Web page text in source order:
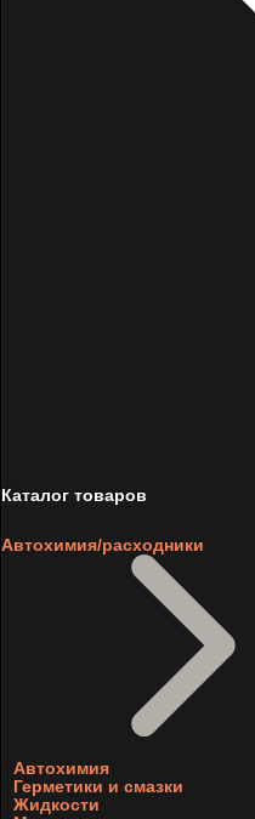
Каталог товаров
Автохимия/расходники
Автохимия
Герметики и смазки
Жидкости